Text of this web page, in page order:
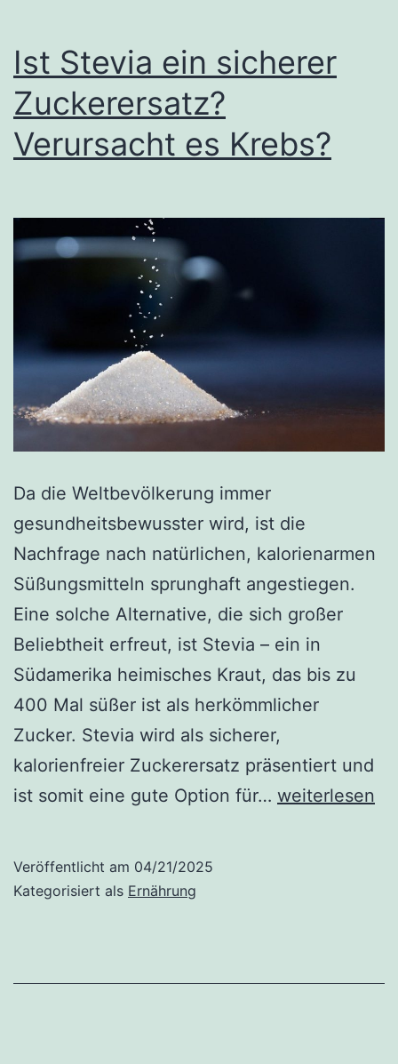
denken
Ist Stevia ein sicherer
Zuckerersatz?
Verursacht es Krebs?
Da die Weltbevölkerung immer
gesundheitsbewusster wird, ist die
Nachfrage nach natürlichen, kalorienarmen
Süßungsmitteln sprunghaft angestiegen.
Eine solche Alternative, die sich großer
Beliebtheit erfreut, ist Stevia – ein in
Südamerika heimisches Kraut, das bis zu
400 Mal süßer ist als herkömmlicher
Zucker. Stevia wird als sicherer,
kalorienfreier Zuckerersatz präsentiert und
ist somit eine gute Option für… Ist
weiterlesen
Veröffentlicht am 04/21/2025
Kategorisiert als Ernährung